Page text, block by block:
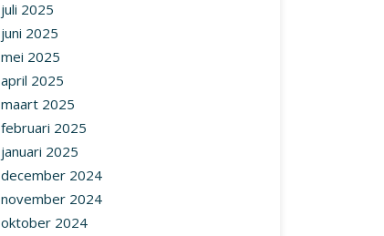
juli 2025
juni 2025
mei 2025
april 2025
maart 2025
februari 2025
januari 2025
december 2024
november 2024
oktober 2024